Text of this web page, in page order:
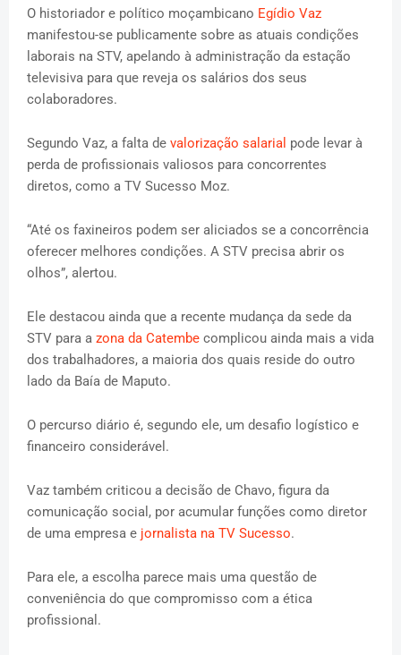
O historiador e político moçambicano Egídio Vaz
manifestou-se publicamente sobre as atuais condições
laborais na STV, apelando à administração da estação
televisiva para que reveja os salários dos seus
colaboradores.
Segundo Vaz, a falta de valorização salarial pode levar à
perda de profissionais valiosos para concorrentes
diretos, como a TV Sucesso Moz.
“Até os faxineiros podem ser aliciados se a concorrência
oferecer melhores condições. A STV precisa abrir os
olhos”, alertou.
Ele destacou ainda que a recente mudança da sede da
STV para a zona da Catembe complicou ainda mais a vida
dos trabalhadores, a maioria dos quais reside do outro
lado da Baía de Maputo.
O percurso diário é, segundo ele, um desafio logístico e
financeiro considerável.
Vaz também criticou a decisão de Chavo, figura da
comunicação social, por acumular funções como diretor
de uma empresa e jornalista na TV Sucesso.
Para ele, a escolha parece mais uma questão de
conveniência do que compromisso com a ética
profissional.